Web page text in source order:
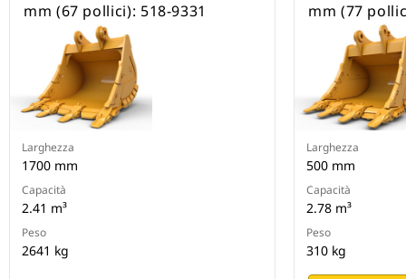
mm (67 pollici): 518-9331
Larghezza
1700 mm
Capacità
2.41 m³
Peso
2641 kg
mm (77
Larghezza
500 mm
Capacità
2.78 m³
Peso
310 kg